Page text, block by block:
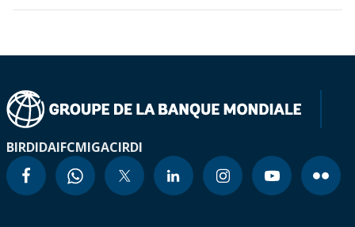
BIRDIDAIFCMIGACIRDI